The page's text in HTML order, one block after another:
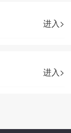
进入>
进入>